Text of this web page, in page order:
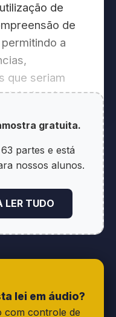
de
de
a
que seriam
tabelas de
Dados
adequado
ao tipo de
As
gratuita.
partes e está
nossos alunos.
LER TUDO
lei em áudio?
com controle de